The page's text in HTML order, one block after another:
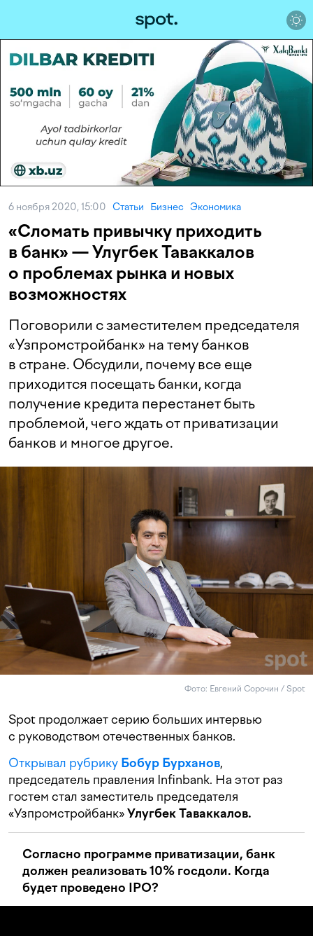
6 ноября 2020, 15:00 Статьи Бизнес Экономика
«Сломать привычку приходить
в банк» — Улугбек Таваккалов
о проблемах рынка и новых
возможностях
Поговорили с заместителем председателя
«Узпромстройбанк» на тему банков
в стране. Обсудили, почему все еще
приходится посещать банки, когда
получение кредита перестанет быть
проблемой, чего ждать от приватизации
банков и многое другое.
Фото: Евгений Сорочин / Spot
Spot продолжает серию больших интервью
с руководством отечественных банков.
Открывал рубрику Бобур Бурханов,
председатель правления Infinbank. На этот раз
гостем стал заместитель председателя
«Узпромстройбанк»Улугбек Таваккалов.
Согласно программе приватизации, банк
должен реализовать 10% госдоли. Когда
будет проведено IPO?